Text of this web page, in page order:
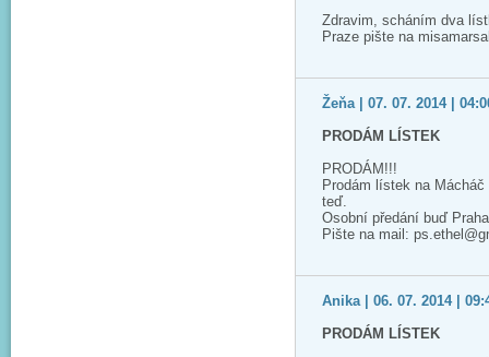
Zdravim, scháním dva
Praze pište na
Žeňa | 07. 07. 2014 |
PRODÁM LÍSTEK
PRODÁM!!!
Prodám lístek na
teď.
Osobní předání buď
Pište na mail:
Anika | 06. 07. 2014 |
PRODÁM LÍSTEK